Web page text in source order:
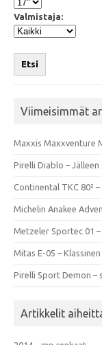
Valmistaja:
Etsi
Viimeisimmät
Maxxis Maxxventure
Pirelli Diablo – Jälleen
Continental TKC 80²
Michelin Anakee
Metzeler Sportec 01 –
Mitas E-05 –
Pirelli Sport Demon
Artikkelit